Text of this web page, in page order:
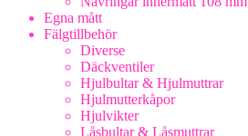
Egna mått
Fälgtillbehör
Diverse
Däckventiler
Hjulbultar & Hjulmuttrar
Hjulmutterkåpor
Hjulvikter
Låsbultar & Låsmuttrar